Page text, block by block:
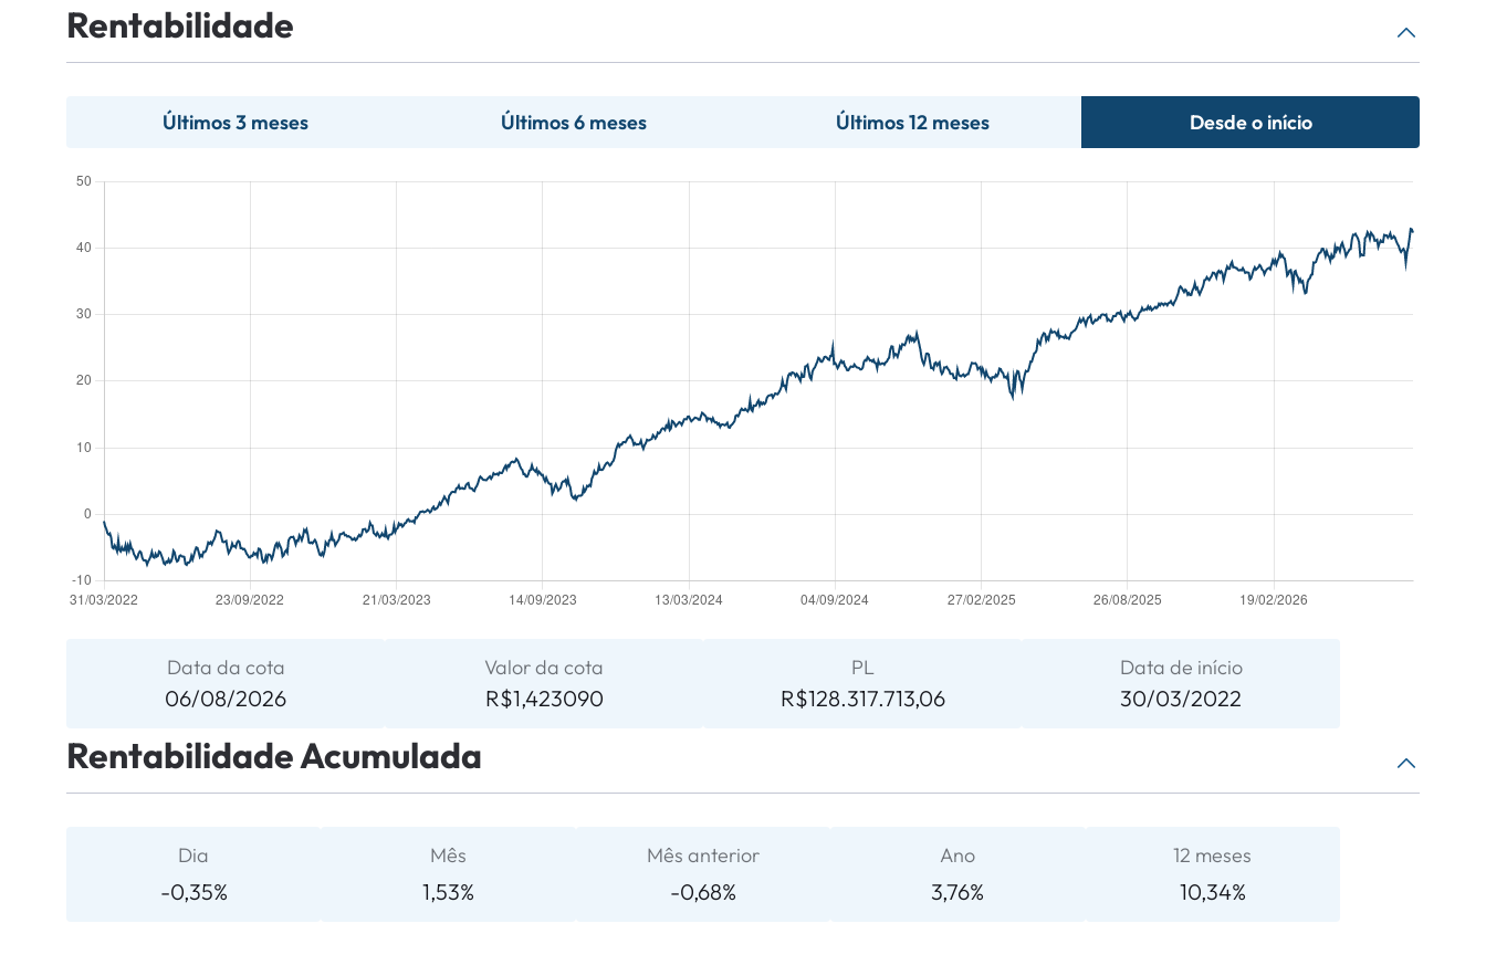
Rentabilidade
Últimos 3 meses Últimos 6 meses Últimos 12 meses Desde o início
Data da cota
06/08/2026
Valor da cota
R$1,423090
PL
R$128.317.713,06
Data de início
30/03/2022
Rentabilidade Acumulada
Dia
-0,35%
Mês
1,53%
Mês anterior
-0,68%
Ano
3,76%
12 meses
10,34%